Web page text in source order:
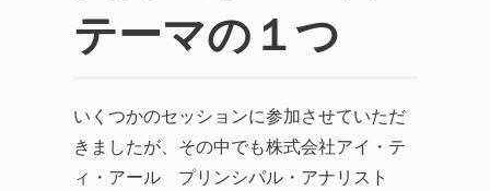
テーマの１つ
いくつかのセッションに参加させていただ
きましたが、その中でも株式会社アイ・テ
ィ・アール プリンシパル・アナリスト